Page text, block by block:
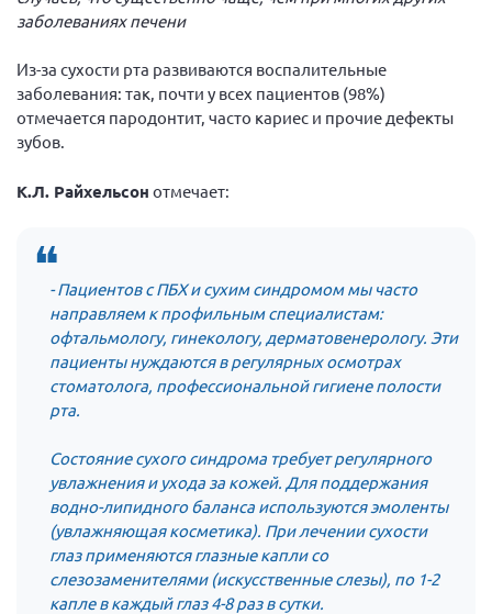
заболеваниях печени
Из-за сухости рта развиваются воспалительные
заболевания: так, почти у всех пациентов (98%)
отмечается пародонтит, часто кариес и прочие дефекты
зубов.
К.Л. Райхельсон отмечает:
- Пациентов с ПБХ и сухим синдромом мы часто
направляем к профильным специалистам:
офтальмологу, гинекологу, дерматовенерологу. Эти
пациенты нуждаются в регулярных осмотрах
стоматолога, профессиональной гигиене полости
рта.
Состояние сухого синдрома требует регулярного
увлажнения и ухода за кожей. Для поддержания
водно-липидного баланса используются эмоленты
(увлажняющая косметика). При лечении сухости
глаз применяются глазные капли со
слезозаменителями (искусственные слезы), по 1-2
капле в каждый глаз 4-8 раз в сутки.